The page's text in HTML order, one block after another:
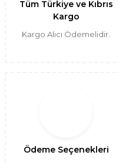
Tüm Türkiye ve Kıbrıs
Kargo
Kargo Alıcı Ödemelidir.
Ödeme Seçenekleri